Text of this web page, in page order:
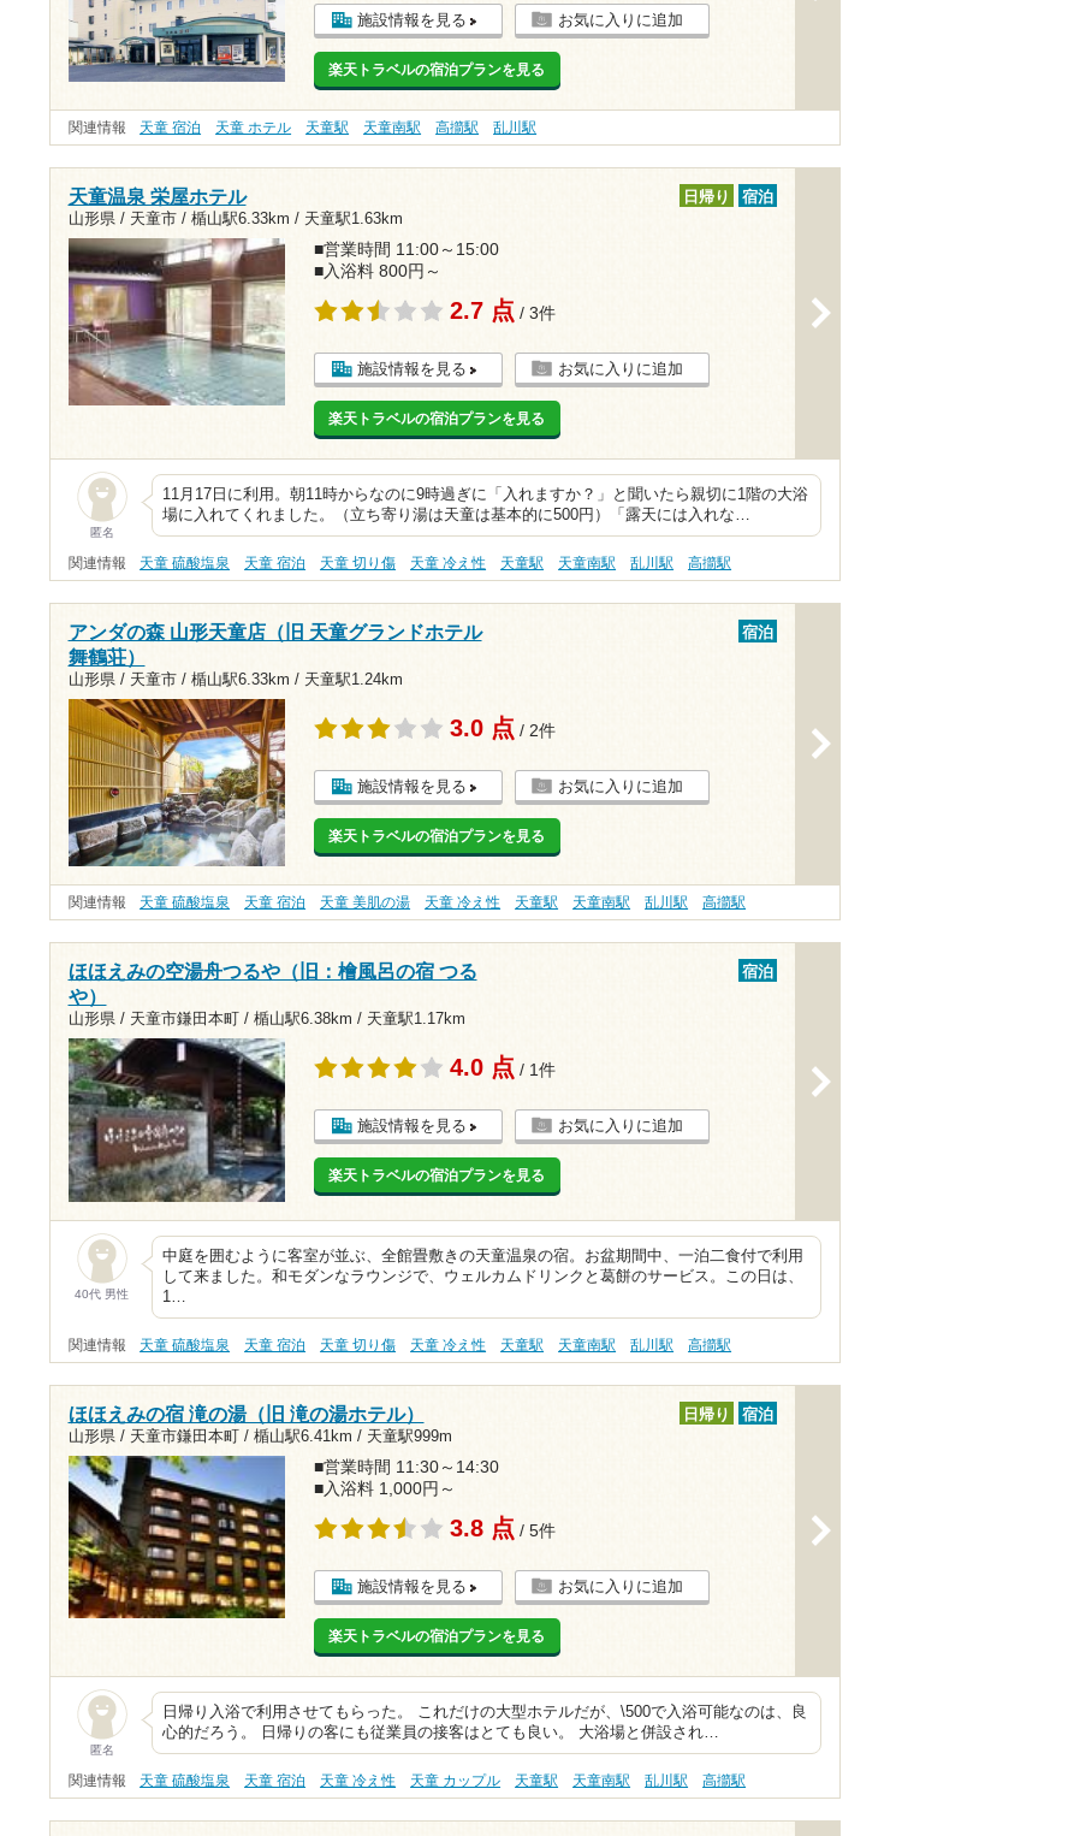
施設情報を見る お気に入りに追加
楽天トラベルの宿泊プランを見る
関連情報 天童 宿泊 天童 ホテル 天童駅 天童南駅 高擶駅 乱川駅
天童温泉 栄屋ホテル
山形県 / 天童市 / 楯山駅6.33km / 天童駅1.63km
日帰り 宿泊
■営業時間 11:00～15:00
■入浴料 800円～
2.7 点 / 3件
施設情報を見る お気に入りに追加
楽天トラベルの宿泊プランを見る
匿名
11月17日に利用。朝11時からなのに9時過ぎに「入れますか？」と聞いたら親切に1階の大浴
場に入れてくれました。（立ち寄り湯は天童は基本的に500円）「露天には入れな…
関連情報 天童 硫酸塩泉 天童 宿泊 天童 切り傷 天童 冷え性 天童駅 天童南駅 乱川駅 高擶駅
アンダの森 山形天童店（旧 天童グランドホテル
舞鶴荘）
山形県 / 天童市 / 楯山駅6.33km / 天童駅1.24km
宿泊
3.0 点 / 2件
施設情報を見る お気に入りに追加
楽天トラベルの宿泊プランを見る
関連情報 天童 硫酸塩泉 天童 宿泊 天童 美肌の湯 天童 冷え性 天童駅 天童南駅 乱川駅 高擶駅
ほほえみの空湯舟つるや（旧：檜風呂の宿 つる
や）
山形県 / 天童市鎌田本町 / 楯山駅6.38km / 天童駅1.17km
宿泊
4.0 点 / 1件
施設情報を見る お気に入りに追加
楽天トラベルの宿泊プランを見る
40代 男性
中庭を囲むように客室が並ぶ、全館畳敷きの天童温泉の宿。お盆期間中、一泊二食付で利用
して来ました。和モダンなラウンジで、ウェルカムドリンクと葛餅のサービス。この日は、
1…
関連情報 天童 硫酸塩泉 天童 宿泊 天童 切り傷 天童 冷え性 天童駅 天童南駅 乱川駅 高擶駅
ほほえみの宿 滝の湯（旧 滝の湯ホテル）
山形県 / 天童市鎌田本町 / 楯山駅6.41km / 天童駅999m
日帰り 宿泊
■営業時間 11:30～14:30
■入浴料 1,000円～
3.8 点 / 5件
施設情報を見る お気に入りに追加
楽天トラベルの宿泊プランを見る
匿名
日帰り入浴で利用させてもらった。 これだけの大型ホテルだが、\500で入浴可能なのは、良
心的だろう。 日帰りの客にも従業員の接客はとても良い。 大浴場と併設され…
関連情報 天童 硫酸塩泉 天童 宿泊 天童 冷え性 天童 カップル 天童駅 天童南駅 乱川駅 高擶駅